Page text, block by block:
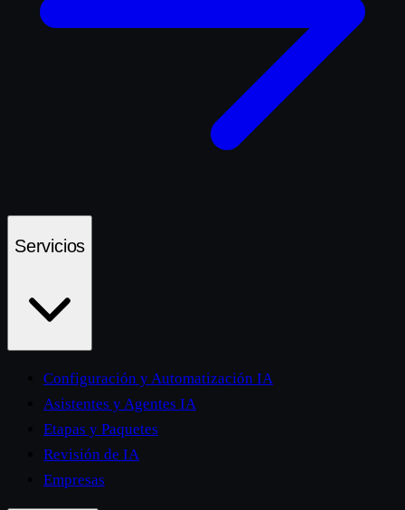
Servicios
Configuración y Automatización IA
Asistentes y Agentes IA
Etapas y Paquetes
Revisión de IA
Empresas